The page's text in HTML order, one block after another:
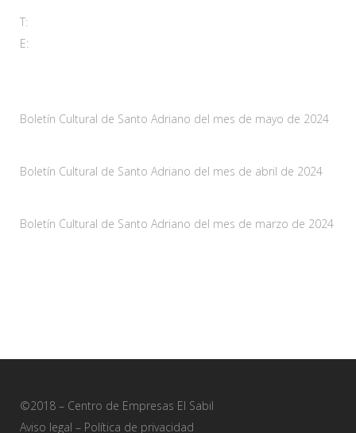
T:
E:
Boletín Cultural de Santo Adriano del mes de mayo de 2024
Boletín Cultural de Santo Adriano del mes de abril de 2024
Boletín Cultural de Santo Adriano del mes de marzo de 2024
©2018 – Centro de Empresas El Sabil
Aviso legal – Política de privacidad